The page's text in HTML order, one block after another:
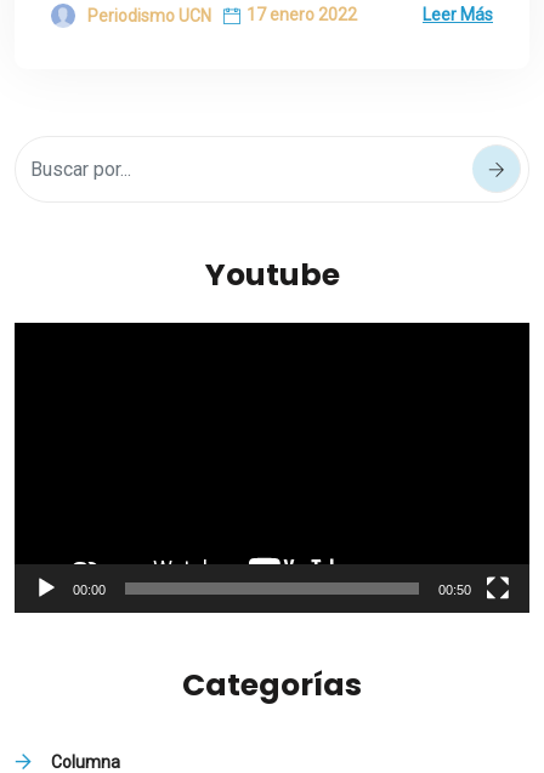
Periodismo UCN 17 enero 2022 Leer Más
Youtube
00:00 00:50
Categorías
Columna